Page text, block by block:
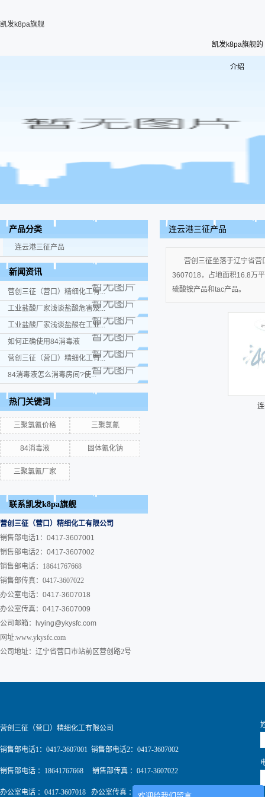
凯发k8pa旗舰
凯发k8pa旗舰的
介绍
产品分类
连云港三征产品
新闻资讯
营创三征（营口）精细化工有...
工业盐酸厂家浅谈盐酸危害及...
工业盐酸厂家浅谈盐酸在工业...
如何正确使用84消毒液
营创三征（营口）精细化工有...
84消毒液怎么消毒房间?使...
热门关键词
三聚氯氰价格 三聚氯氰
84消毒液 固体氰化钠
三聚氯氰厂家
联系凯发k8pa旗舰
营创三征（营口）精细化工有限公司
销售部电话1：0417-3607001
销售部电话2：0417-3607002
销售部电话：18641767668
销售部传真：0417-3607022
办公室电话：0417-3607018
办公室传真：0417-3607009
公司邮箱：
lvying@ykysfc.com
网址:www.ykysfc.com
公司地址：辽宁省营口市站前区营创路2号
连云港三征产品
营创三征坐落于辽宁省
3607018，占地面积16.8万
硫酸铵产品和tac产品。
营创三征（营口）精细化工有限公司
销售部电话1：0417-3607001 销售部电话2：0417-3607002
销售部电话 ：18641767668 销售部传真 ：0417-3607022
办公室电话 ：0417-3607018 办公室传真 ：0417-3607009